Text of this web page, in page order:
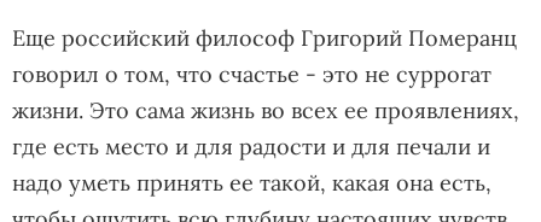
Еще российский философ Григорий Померанц
говорил о том, что счастье - это не суррогат
жизни. Это сама жизнь во всех ее проявлениях,
где есть место и для радости и для печали и
надо уметь принять ее такой, какая она есть,